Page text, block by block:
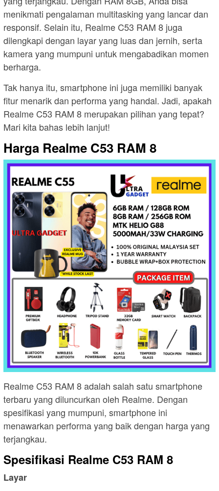
menikmati pengalaman multitasking yang lancar dan
responsif. Selain itu, Realme C53 RAM 8 juga
dilengkapi dengan layar yang luas dan jernih, serta
kamera yang mumpuni untuk mengabadikan momen
berharga.
Tak hanya itu, smartphone ini juga memiliki banyak
fitur menarik dan performa yang handal. Jadi, apakah
Realme C53 RAM 8 merupakan pilihan yang tepat?
Mari kita bahas lebih lanjut!
Harga Realme C53 RAM 8
Realme C53 RAM 8 adalah salah satu smartphone
terbaru yang diluncurkan oleh Realme. Dengan
spesifikasi yang mumpuni, smartphone ini
menawarkan performa yang baik dengan harga yang
terjangkau.
Spesifikasi Realme C53 RAM 8
Layar